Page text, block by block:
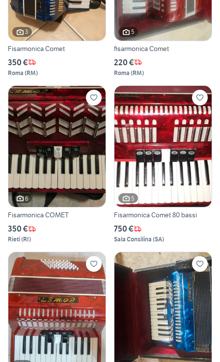
3
Fisarmonica Comet
350 €
Roma (RM)
5
fisarmonica Comet
220 €
Roma (RM)
6
Fisarmonica COMET
350 €
Rieti(RI)
5
Fisarmonica Comet 80 bassi
750 €
Sala Consilina (SA)